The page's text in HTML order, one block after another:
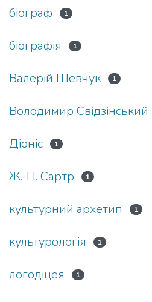
біограф 1
біографія 1
Валерій Шевчук 1
Володимир Свідзінський
Діоніс 1
Ж.-П. Сартр 1
культурний архетип 1
культурологія 1
логодіцея 1